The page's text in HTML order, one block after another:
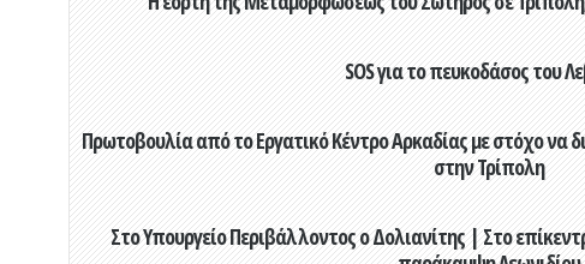
SOS για το πευκοδάσος του
Πρωτοβουλία από το Εργατικό Κέντρο Αρκαδίας με στόχο να
στην Τρίπολη
Στο Υπουργείο Περιβάλλοντος ο Δολιανίτης | Στο